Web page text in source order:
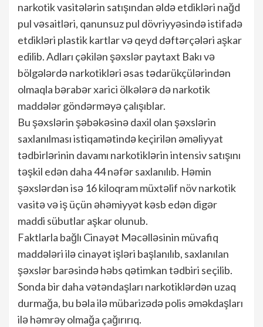
narkotik vasitələrin satışından əldə etdikləri nağd
pul vəsaitləri, qanunsuz pul dövriyyəsində istifadə
etdikləri plastik kartlar və qeyd dəftərçələri aşkar
edilib. Adları çəkilən şəxslər paytaxt Bakı və
bölgələrdə narkotikləri əsas tədarükçülərindən
olmaqla bərabər xarici ölkələrə də narkotik
maddələr göndərməyə çalışıblar.
Bu şəxslərin şəbəkəsinə daxil olan şəxslərin
saxlanılması istiqamətində keçirilən əməliyyat
tədbirlərinin davamı narkotiklərin intensiv satışını
təşkil edən daha 44 nəfər saxlanılıb. Həmin
şəxslərdən isə 16 kiloqram müxtəlif növ narkotik
vasitə və iş üçün əhəmiyyət kəsb edən digər
maddi sübutlar aşkar olunub.
Faktlarla bağlı Cinayət Məcəlləsinin müvafiq
maddələri ilə cinayət işləri başlanılıb, saxlanılan
şəxslər barəsində həbs qətimkan tədbiri seçilib.
Sonda bir daha vətəndaşları narkotiklərdən uzaq
durmağa, bu bəla ilə mübarizədə polis əməkdaşları
ilə həmrəy olmağa çağırırıq.